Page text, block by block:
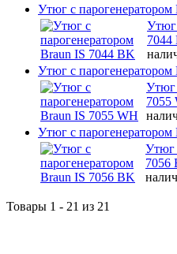
Утюг с
Утюг
7044
Утюг с
Утюг
7055
Утюг с
Утюг
7056
Товары 1 - 21 из 21